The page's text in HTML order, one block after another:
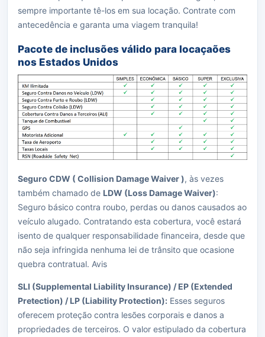
sempre importante tê-los em sua locação. Contrate com
antecedência e garanta uma viagem tranquila!
Pacote de inclusões válido para locaçaões
nos Estados Unidos
Seguro CDW ( Collision Damage Waiver ), às vezes
também chamado de LDW (Loss Damage Waiver):
Seguro básico contra roubo, perdas ou danos causados ao
veículo alugado. Contratando esta cobertura, você estará
isento de qualquer responsabilidade financeira, desde que
não seja infringida nenhuma lei de trânsito que ocasione
quebra contratual. Avis
SLI (Supplemental Liability Insurance) / EP (Extended
Pretection) / LP (Liability Protection): Esses seguros
oferecem proteção contra lesões corporais e danos a
propriedades de terceiros. O valor estipulado da cobertura